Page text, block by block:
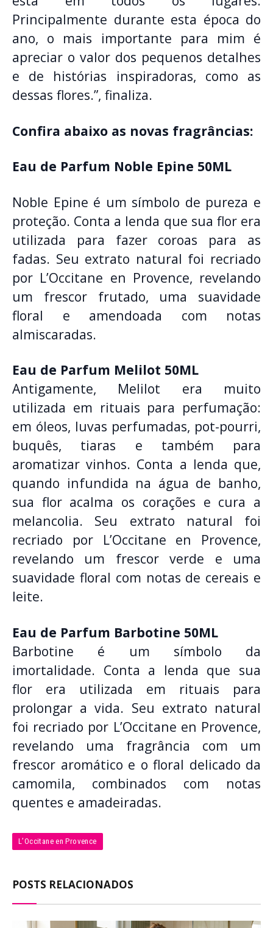
Principalmente durante esta época do
ano, o mais importante para mim é
apreciar o valor dos pequenos detalhes
e de histórias inspiradoras, como as
dessas flores.”, finaliza.
Confira abaixo as novas fragrâncias:
Eau de Parfum Noble Epine 50ML
Noble Epine é um símbolo de pureza e
proteção. Conta a lenda que sua flor era
utilizada para fazer coroas para as
fadas. Seu extrato natural foi recriado
por L’Occitane en Provence, revelando
um frescor frutado, uma suavidade
floral e amendoada com notas
almiscaradas.
Eau de Parfum Melilot 50ML
Antigamente, Melilot era muito
utilizada em rituais para perfumação:
em óleos, luvas perfumadas, pot-pourri,
buquês, tiaras e também para
aromatizar vinhos. Conta a lenda que,
quando infundida na água de banho,
sua flor acalma os corações e cura a
melancolia. Seu extrato natural foi
recriado por L’Occitane en Provence,
revelando um frescor verde e uma
suavidade floral com notas de cereais e
leite.
Eau de Parfum Barbotine 50ML
Barbotine é um símbolo da
imortalidade. Conta a lenda que sua
flor era utilizada em rituais para
prolongar a vida. Seu extrato natural
foi recriado por L’Occitane en Provence,
revelando uma fragrância com um
frescor aromático e o floral delicado da
camomila, combinados com notas
quentes e amadeiradas.
L’Occitane en Provence
POSTS RELACIONADOS